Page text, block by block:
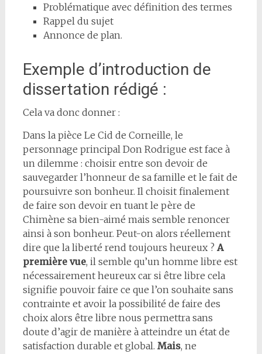
Problématique avec définition des termes
Rappel du sujet
Annonce de plan.
Exemple d’introduction de
dissertation rédigé :
Cela va donc donner :
Dans la pièce Le Cid de Corneille, le
personnage principal Don Rodrigue est face à
un dilemme : choisir entre son devoir de
sauvegarder l’honneur de sa famille et le fait de
poursuivre son bonheur. Il choisit finalement
de faire son devoir en tuant le père de
Chimène sa bien-aimé mais semble renoncer
ainsi à son bonheur. Peut-on alors réellement
dire que la liberté rend toujours heureux ? A
première vue, il semble qu’un homme libre est
nécessairement heureux car si être libre cela
signifie pouvoir faire ce que l’on souhaite sans
contrainte et avoir la possibilité de faire des
choix alors être libre nous permettra sans
doute d’agir de manière à atteindre un état de
satisfaction durable et global. Mais, ne